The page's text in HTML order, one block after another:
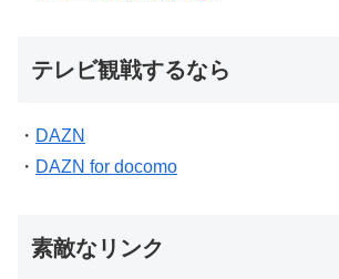
テレビ観戦するなら
・ DAZN
・ DAZN for docomo
素敵なリンク